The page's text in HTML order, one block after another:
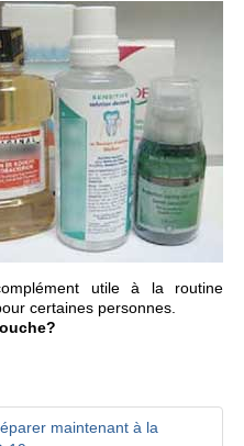
utile à la routine
certaines personnes.
maintenant à la